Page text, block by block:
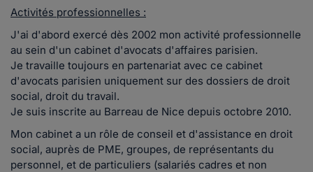
Activités professionnelles :
J'ai d'abord exercé dès 2002 mon activité professionnelle
au sein d'un cabinet d'avocats d'affaires parisien.
Je travaille toujours en partenariat avec ce cabinet
d'avocats parisien uniquement sur des dossiers de droit
social, droit du travail.
Je suis inscrite au Barreau de Nice depuis octobre 2010.
Mon cabinet a un rôle de conseil et d'assistance en droit
social, auprès de PME, groupes, de représentants du
personnel, et de particuliers (salariés cadres et non